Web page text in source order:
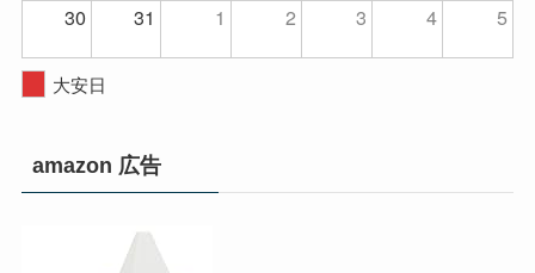
30
31 1 2 3 4 5
大安日
amazon 広告